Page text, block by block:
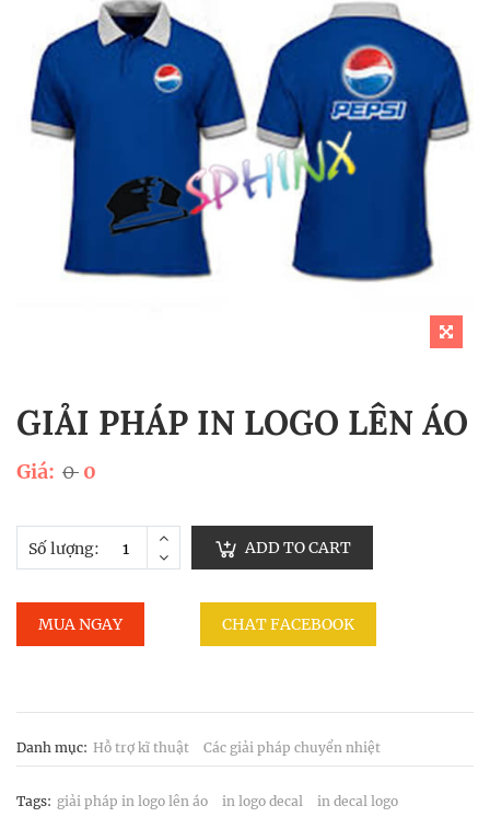
GIẢI PHÁP IN LOGO LÊN ÁO
Giá: 0 0
Số lượng: ADD TO CART
MUA NGAY CHAT FACEBOOK
Danh mục: Hỗ trợ kĩ thuật Các giải pháp chuyển nhiệt
Tags: giải pháp in logo lên áo in logo decal in decal logo